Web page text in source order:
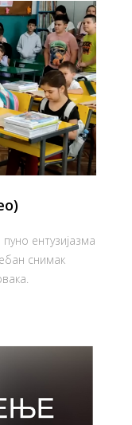
ентузијазма
снимак